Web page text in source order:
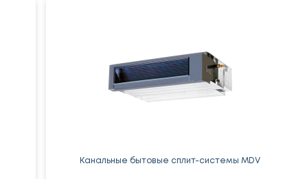
Канальные бытовые сплит-системы MDV